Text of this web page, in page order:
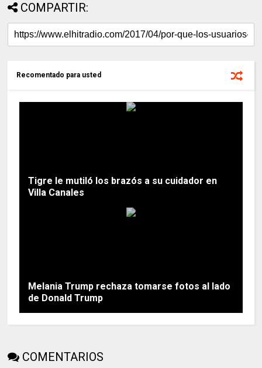
COMPARTIR:
Recomentado para usted
Tigre le mutiló los brazós a su cuidador en
Villa Canales
Melania Trump rechaza tomarse fotos al lado
de Donald Trump
COMENTARIOS